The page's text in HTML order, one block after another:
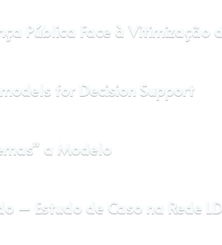
Pública Face à Vitimização
for Decision Support
a Modelo
– Estudo de Caso na Rede